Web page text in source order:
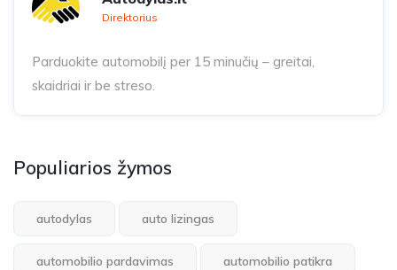
Direktorius
Parduokite automobilį per 15 minučių – greitai,
skaidriai ir be streso.
Populiarios žymos
autodylas auto lizingas
automobilio pardavimas automobilio patikra